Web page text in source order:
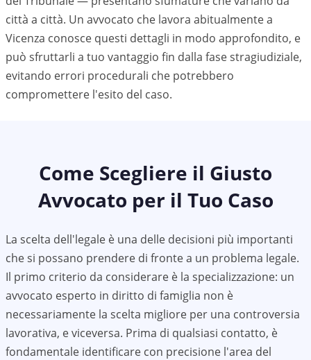
città a città. Un avvocato che lavora abitualmente a
Vicenza conosce questi dettagli in modo approfondito, e
può sfruttarli a tuo vantaggio fin dalla fase stragiudiziale,
evitando errori procedurali che potrebbero
compromettere l'esito del caso.
Come Scegliere il Giusto
Avvocato per il Tuo Caso
La scelta dell'legale è una delle decisioni più importanti
che si possano prendere di fronte a un problema legale.
Il primo criterio da considerare è la specializzazione: un
avvocato esperto in diritto di famiglia non è
necessariamente la scelta migliore per una controversia
lavorativa, e viceversa. Prima di qualsiasi contatto, è
fondamentale identificare con precisione l'area del